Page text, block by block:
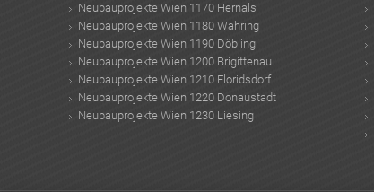
Neubauprojekte Wien 1170 Hernals
Neubauprojekte Wien 1180 Währing
Neubauprojekte Wien 1190 Döbling
Neubauprojekte Wien 1200 Brigittenau
Neubauprojekte Wien 1210 Floridsdorf
Neubauprojekte Wien 1220 Donaustadt
Neubauprojekte Wien 1230 Liesing